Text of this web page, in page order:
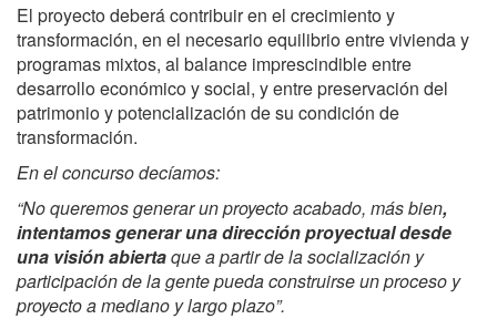
El proyecto deberá contribuir en el crecimiento y
transformación, en el necesario equilibrio entre vivienda y
programas mixtos, al balance imprescindible entre
desarrollo económico y social, y entre preservación del
patrimonio y potencialización de su condición de
transformación.
En el concurso decíamos:
“No queremos generar un proyecto acabado, más bien,
intentamos generar una dirección proyectual desde
una visión abiertaque a partir de la socialización y
participación de la gente pueda construirse un proceso y
proyecto a mediano y largo plazo”.